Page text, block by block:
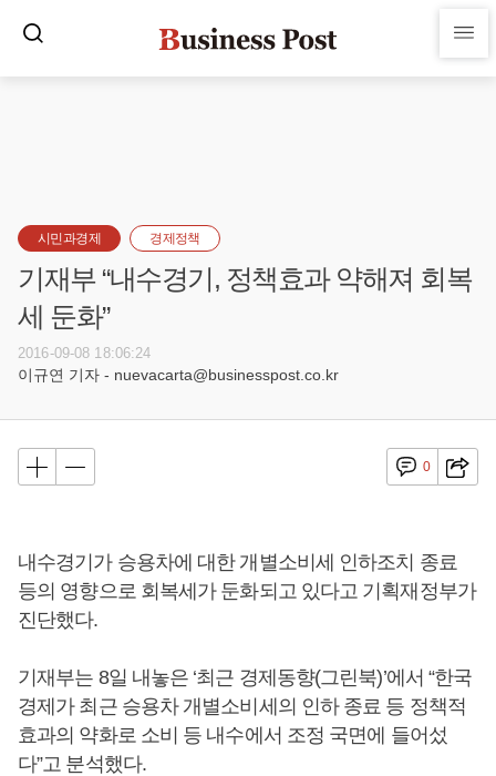
시민과경제 경제정책
기재부 “내수경기, 정책효과 약해져 회복
세 둔화”
2016-09-08 18:06:24
이규연 기자 - nuevacarta@businesspost.co.kr
0
내수경기가 승용차에 대한 개별소비세 인하조치 종료
등의 영향으로 회복세가 둔화되고 있다고 기획재정부가
진단했다.
기재부는 8일 내놓은 ‘최근 경제동향(그린북)’에서 “한국
경제가 최근 승용차 개별소비세의 인하 종료 등 정책적
효과의 약화로 소비 등 내수에서 조정 국면에 들어섰
다”고 분석했다.